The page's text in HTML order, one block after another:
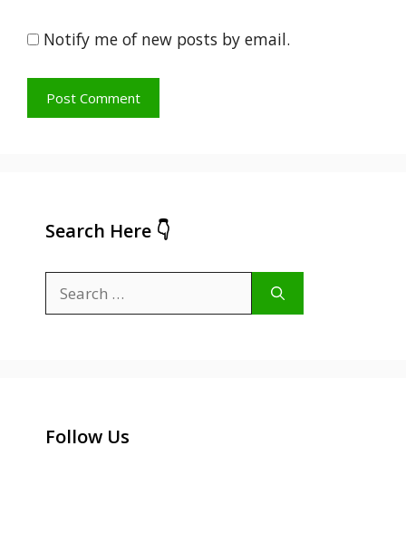
Notify me of new posts by email.
Search Here 👇
Search
for:
Follow Us